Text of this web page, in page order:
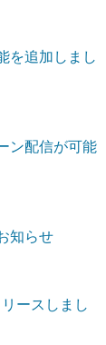
を追加しまし
ン配信が可能
知らせ
ースしまし